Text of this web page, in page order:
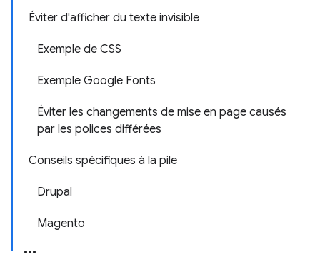
Éviter d'afficher du texte invisible
Exemple de CSS
Exemple Google Fonts
Éviter les changements de mise en page causés
par les polices différées
Conseils spécifiques à la pile
Drupal
Magento